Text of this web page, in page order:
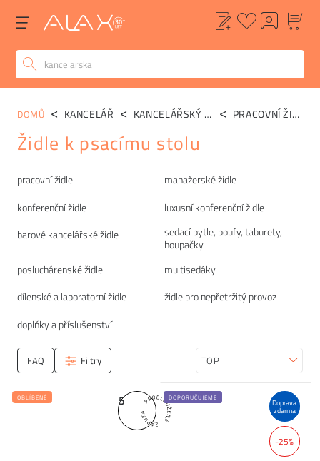
Kategorie
pracovní židle
manažerské židle
konferenční židle
luxusní konferenční židle
barové kancelářské židle
sedací pytle, poufy, taburety,
houpačky
posluchárenské židle
multisedáky
dílenské a laboratorní židle
židle pro nepřetržitý provoz
doplňky a příslušenství
DOMŮ KANCELÁŘ KANCELÁŘSKÝ SEDACÍ NÁBYTEK PRACOVNÍ ŽIDLE
Židle k psacímu stolu
FAQ Filtry Seřadit
5
OBLÍBENÉ Doprava
zdarma
-25%
DOPORUČUJEME